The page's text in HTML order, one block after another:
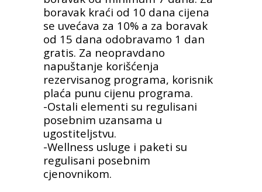
boravak kraći od 10 dana cijena
se uvećava za 10% a za boravak
od 15 dana odobravamo 1 dan
gratis. Za neopravdano
napuštanje korišćenja
rezervisanog programa, korisnik
plaća punu cijenu programa.
-Ostali elementi su regulisani
posebnim uzansama u
ugostiteljstvu.
-Wellness usluge i paketi su
regulisani posebnim
cjenovnikom.